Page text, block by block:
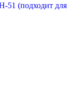
51 (подходит для